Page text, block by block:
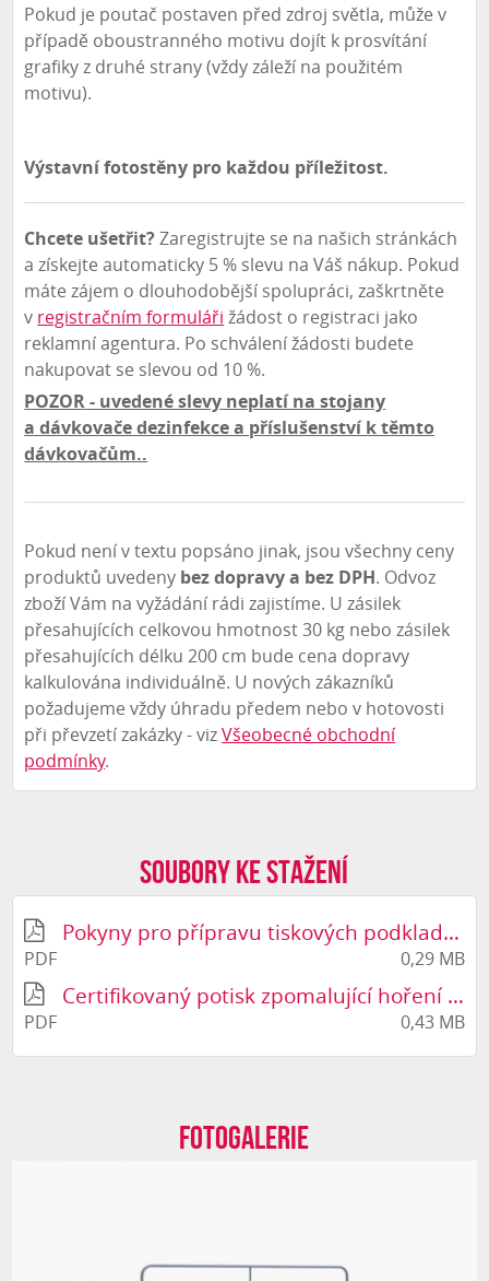
Pokud je poutač postaven před zdroj světla, může v
případě oboustranného motivu dojít k prosvítání
grafiky z druhé strany (vždy záleží na použitém
motivu).
Výstavní fotostěny pro každou příležitost.
Chcete ušetřit?Zaregistrujte se na našich stránkách
a získejte automaticky 5 % slevu na Váš nákup. Pokud
máte zájem o dlouhodobější spolupráci, zaškrtněte
v registračním formuláři žádost o registraci jako
reklamní agentura. Po schválení žádosti budete
nakupovat se slevou od 10 %.
POZOR- uvedené slevy neplatí na stojany
a dávkovače dezinfekce a příslušenství k těmto
dávkovačům..
Pokud není v textu popsáno jinak, jsou všechny ceny
produktů uvedeny bez dopravy a bez DPH. Odvoz
zboží Vám na vyžádání rádi zajistíme. U zásilek
přesahujících celkovou hmotnost 30 kg nebo zásilek
přesahujících délku 200 cm bude cena dopravy
kalkulována individuálně. U nových zákazníků
požadujeme vždy úhradu předem nebo v hotovosti
při převzetí zakázky - vizVšeobecné obchodní
podmínky.
Soubory ke stažení
Pokyny pro přípravu tiskových podkladů Vario Light Horizontal
PDF 0,29 MB
Certifikovaný potisk zpomalující hoření (B1)
PDF 0,43 MB
Fotogalerie